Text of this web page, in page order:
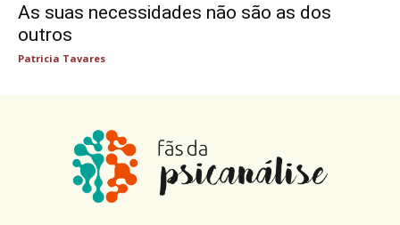
As suas necessidades não são as dos
outros
Patricia Tavares